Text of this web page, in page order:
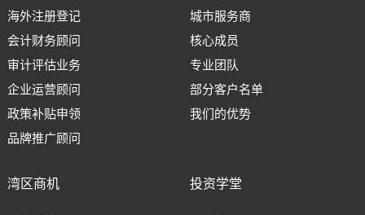
海外注册登记
会计财务顾问
审计评估业务
企业运营顾问
政策补贴申领
品牌推广顾问
城市服务商
核心成员
专业团队
部分客户名单
我们的优势
湾区商机 投资学堂